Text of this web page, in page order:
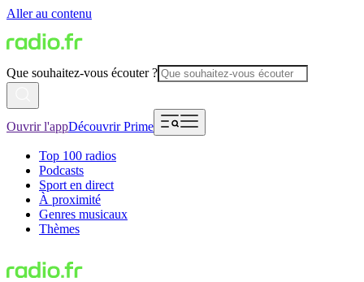
Aller au contenu
Que souhaitez-vous écouter ?
Ouvrir l'appDécouvrir Prime
Top 100 radios
Podcasts
Sport en direct
À proximité
Genres musicaux
Thèmes